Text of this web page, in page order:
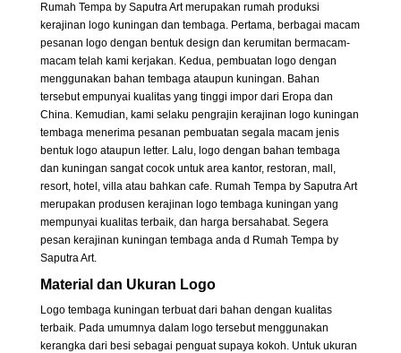
Rumah Tempa by Saputra Art merupakan rumah produksi
kerajinan logo kuningan dan tembaga. Pertama, berbagai macam
pesanan logo dengan bentuk design dan kerumitan bermacam-
macam telah kami kerjakan. Kedua, pembuatan logo dengan
menggunakan bahan tembaga ataupun kuningan. Bahan
tersebut empunyai kualitas yang tinggi impor dari Eropa dan
China. Kemudian, kami selaku pengrajin kerajinan logo kuningan
tembaga menerima pesanan pembuatan segala macam jenis
bentuk logo ataupun letter. Lalu, logo dengan bahan tembaga
dan kuningan sangat cocok untuk area kantor, restoran, mall,
resort, hotel, villa atau bahkan cafe. Rumah Tempa by Saputra Art
merupakan produsen kerajinan logo tembaga kuningan yang
mempunyai kualitas terbaik, dan harga bersahabat. Segera
pesan kerajinan kuningan tembaga anda d Rumah Tempa by
Saputra Art.
Material dan Ukuran Logo
Logo tembaga kuningan terbuat dari bahan dengan kualitas
terbaik. Pada umumnya dalam logo tersebut menggunakan
kerangka dari besi sebagai penguat supaya kokoh. Untuk ukuran